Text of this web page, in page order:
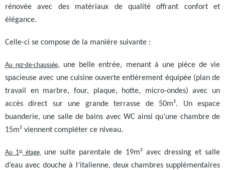
rénovée avec des matériaux de qualité offrant confort et
élégance.
Celle-ci se compose de la manière suivante :
Au rez-de-chaussée, une belle entrée, menant à une pièce de vie
spacieuse avec une cuisine ouverte entièrement équipée (plan de
travail en marbre, four, plaque, hotte, micro-ondes) avec un
accès direct sur une grande terrasse de 50m². Un espace
buanderie, une salle de bains avec WC ainsi qu’une chambre de
15m² viennent compléter ce niveau.
Au 1erétage,
une suite parentale de 19m² avec dressing et salle
d’eau avec douche à l’italienne, deux chambres supplémentaires